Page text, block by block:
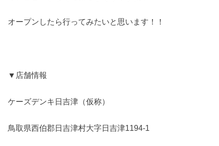
オープンしたら行ってみたいと思います！！
▼店舗情報
ケーズデンキ日吉津（仮称）
鳥取県西伯郡日吉津村大字日吉津1194-1